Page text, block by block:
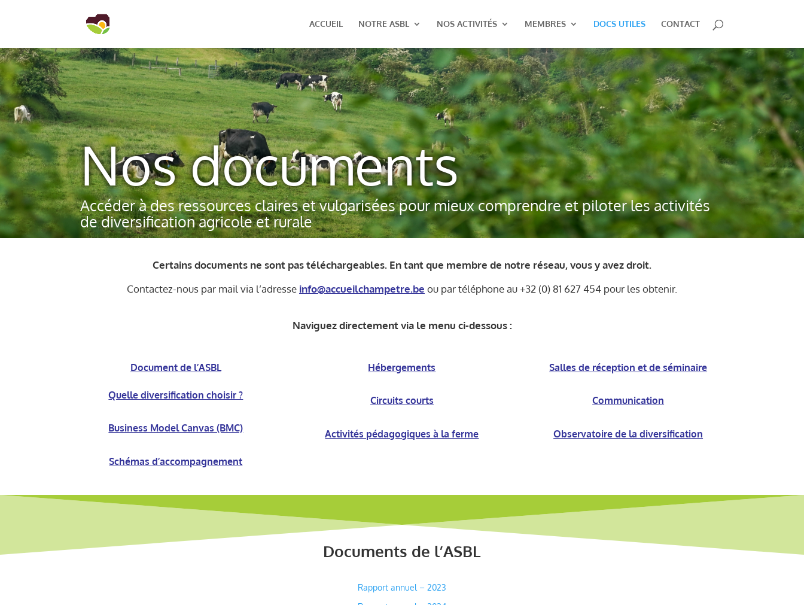
ACCUEIL NOTRE ASBL NOS ACTIVITÉS MEMBRES DOCS UTILES CONTACT
Nos documents
Accéder à des ressources claires et vulgarisées pour mieux comprendre et piloter les activités
de diversification agricole et rurale
Certains documents ne sont pas téléchargeables. En tant que membre de notre réseau, vous y avez droit.
Contactez-nous par mail via l’adresse info@accueilchampetre.be ou par téléphone au +32 (0) 81 627 454 pour les obtenir.
Naviguez directement via le menu ci-dessous :
Document de l’ASBL
Quelle diversification choisir ?
Business Model Canvas (BMC)
Schémas d’accompagnement
Hébergements
Circuits courts
Activités pédagogiques à la ferme
Salles de réception et de séminaire
Communication
Observatoire de la diversification
Documents de l’ASBL
Rapport annuel – 2023